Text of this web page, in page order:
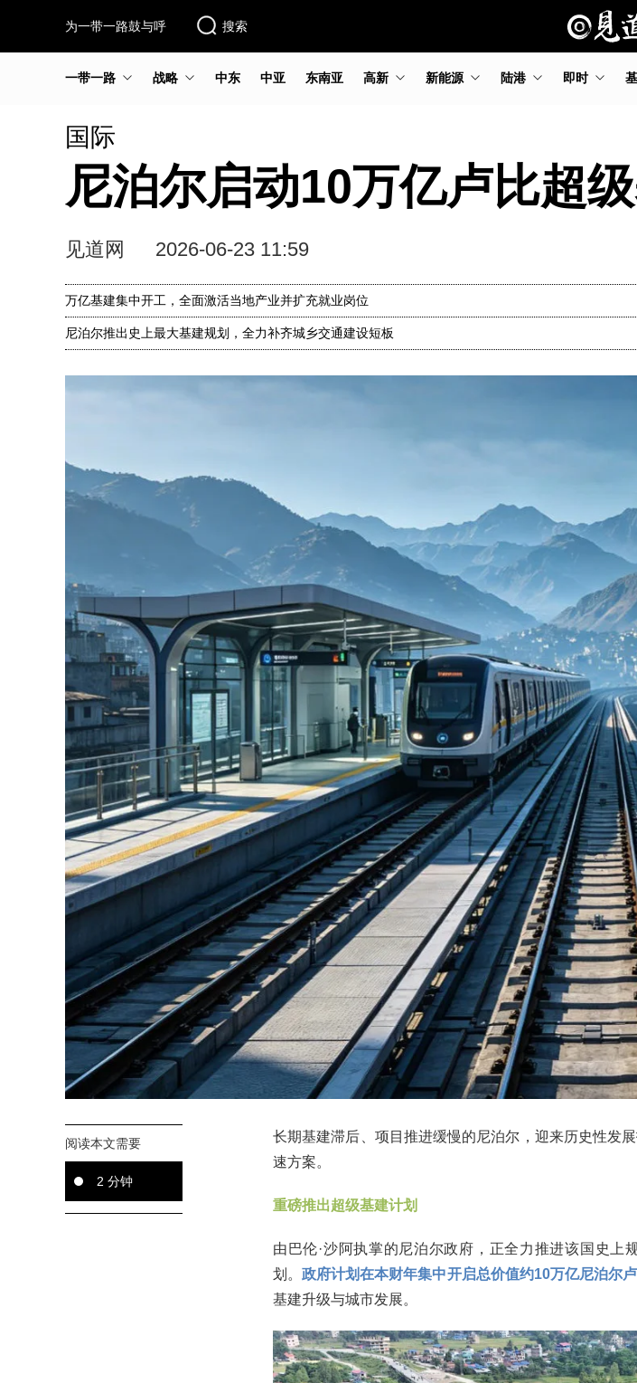
为一带一路鼓与呼 搜索
一带一路 战略 中东 中亚 东南亚 高新 新能源 陆港 即时
国际
尼泊尔启动10万亿卢比超
见道网 2026-06-23 11:59
万亿基建集中开工，全面激活当地产业并扩充就业岗位
尼泊尔推出史上最大基建规划，全力补齐城乡交通建设短板
阅读本文需要
2 分钟
长期基建滞后、项目推进缓慢的尼泊尔，迎来历史性发
速方案。
重磅推出超级基建计划
由巴伦·沙阿执掌的尼泊尔政府，正全力推进该国史上
划。政府计划在本财年集中开启总价值约10万亿尼泊尔
基建升级与城市发展。